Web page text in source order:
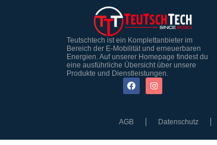
Teutschtech ist ein Komplettanbieter im
Bereich der E-Mobilität und erneuerbaren
Energien. Auf unserer Homepage findest du
eine ausführliche Übersicht über unsere
Produkte und Dienstleistungen.
AGB Datenschutz